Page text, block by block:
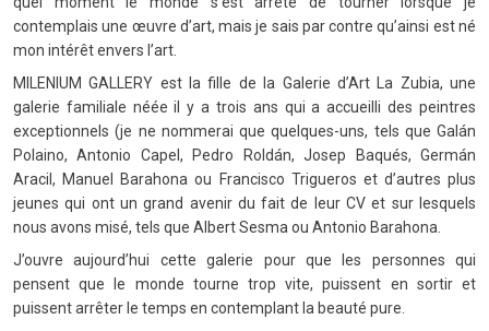
contemplais une œuvre d’art, mais je sais par contre qu’ainsi est né
mon intérêt envers l’art.
MILENIUM GALLERY est la fille de la Galerie d’Art La Zubia, une
galerie familiale néée il y a trois ans qui a accueilli des peintres
exceptionnels (je ne nommerai que quelques-uns, tels que Galán
Polaino, Antonio Capel, Pedro Roldán, Josep Baqués, Germán
Aracil, Manuel Barahona ou Francisco Trigueros et d’autres plus
jeunes qui ont un grand avenir du fait de leur CV et sur lesquels
nous avons misé, tels que Albert Sesma ou Antonio Barahona.
J’ouvre aujourd’hui cette galerie pour que les personnes qui
pensent que le monde tourne trop vite, puissent en sortir et
puissent arrêter le temps en contemplant la beauté pure.